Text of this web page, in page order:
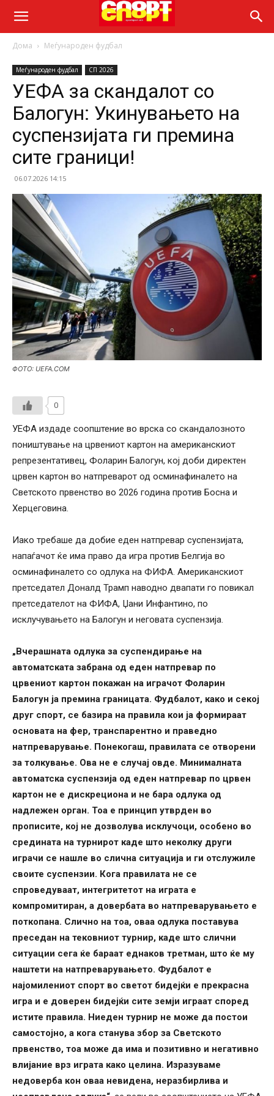
Дома Меѓународен фудбал
Меѓународен фудбал СП 2026
УЕФА за скандалот со
Балогун: Укинувањето на
суспензијата ги премина
сите граници!
06.07.2026 14:15
ФОТО: UEFA.COM
0
УЕФА издаде соопштение во врска со скандалозното
поништување на црвениот картон на американскиот
репрезентативец, Фоларин Балогун, кој доби директен
црвен картон во натпреварот од осминафиналето на
Светското првенство во 2026 година против Босна и
Херцеговина.
Иако требаше да добие еден натпревар суспензијата,
напаѓачот ќе има право да игра против Белгија во
осминафиналето со одлука на ФИФА. Американскиот
претседател Доналд Трамп наводно двапати го повикал
претседателот на ФИФА, Џани Инфантино, по
исклучувањето на Балогун и неговата суспензија.
„Вчерашната одлука за суспендирање на
автоматската забрана од еден натпревар по
црвениот картон покажан на играчот Фоларин
Балогун ја премина границата. Фудбалот, како и секој
друг спорт, се базира на правила кои ја формираат
основата на фер, транспарентно и праведно
натпреварување. Понекогаш, правилата се отворени
за толкување. Ова не е случај овде. Минималната
автоматска суспензија од еден натпревар по црвен
картон не е дискрециона и не бара одлука од
надлежен орган. Тоа е принцип утврден во
прописите, кој не дозволува исклучоци, особено во
средината на турнирот каде што неколку други
играчи се нашле во слична ситуација и ги отслужиле
своите суспензии. Кога правилата не се
спроведуваат, интегритетот на играта е
компромитиран, а довербата во натпреварувањето е
поткопана. Слично на тоа, оваа одлука поставува
преседан на тековниот турнир, каде што слични
ситуации сега ќе бараат еднаков третман, што ќе му
наштети на натпреварувањето. Фудбалот е
најомилениот спорт во светот бидејќи е прекрасна
игра и е доверен бидејќи сите земји играат според
истите правила. Ниеден турнир не може да постои
самостојно, а кога станува збор за Светското
првенство, тоа може да има и позитивно и негативно
влијание врз играта како целина. Изразуваме
недоверба кон оваа невидена, неразбирлива и